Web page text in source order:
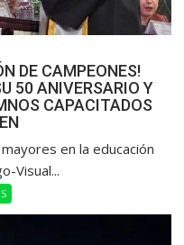
DE CAMPEONES!
50 ANIVERSARIO Y
CAPACITADOS
en la educación
Visual...